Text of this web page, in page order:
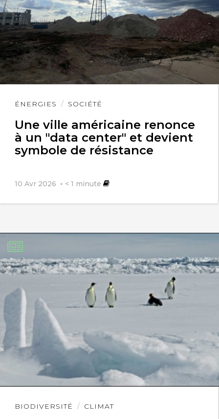
ÉNERGIES SOCIÉTÉ
Une ville américaine renonce
à un "data center" et devient
symbole de résistance
10 Avr 2026 < 1 minute
Lire
BIODIVERSITÉ CLIMAT
Lire